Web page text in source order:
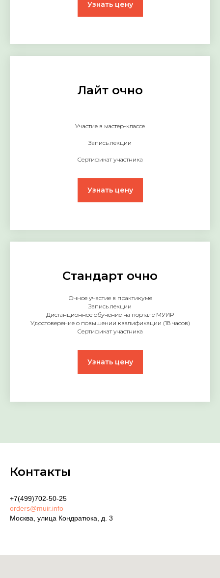
Узнать цену
Лайт очно
Участие в мастер-классе
Запись лекции
Сертификат участника
Узнать цену
Стандарт очно
Очное участие в практикуме
Запись лекции
Дистанционное обучение на портале МУИР
Удостоверение о повышении квалификации (18 часов)
Сертификат участника
Узнать цену
Контакты
+7(499)702-50-25
orders@muir.info
Москва, улица Кондратюка, д. 3